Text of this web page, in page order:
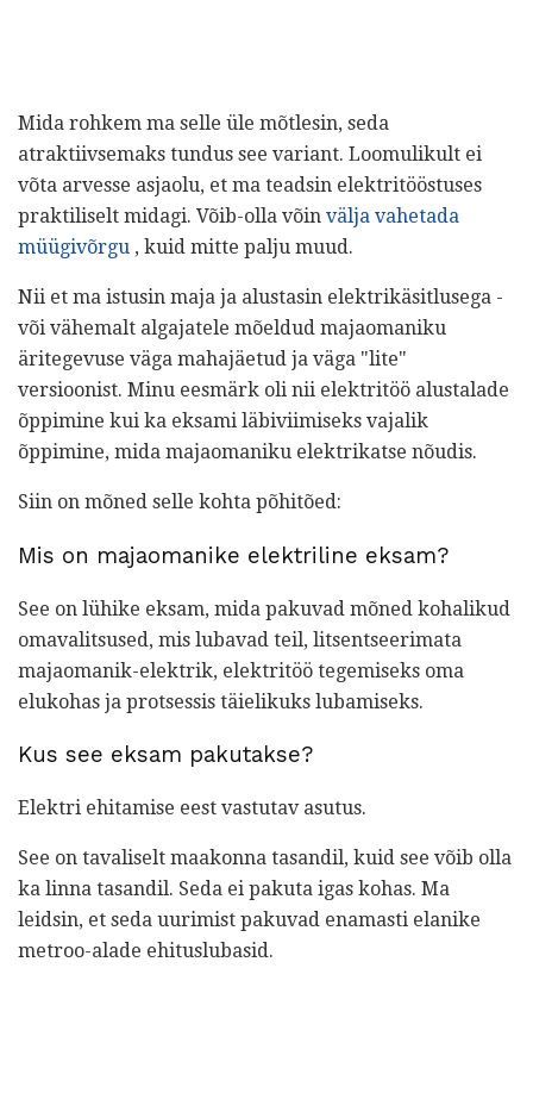
Mida rohkem ma selle üle mõtlesin, seda
atraktiivsemaks tundus see variant. Loomulikult ei
võta arvesse asjaolu, et ma teadsin elektritööstuses
praktiliselt midagi. Võib-olla võin välja vahetada
müügivõrgu , kuid mitte palju muud.
Nii et ma istusin maja ja alustasin elektrikäsitlusega -
või vähemalt algajatele mõeldud majaomaniku
äritegevuse väga mahajäetud ja väga "lite"
versioonist. Minu eesmärk oli nii elektritöö alustalade
õppimine kui ka eksami läbiviimiseks vajalik
õppimine, mida majaomaniku elektrikatse nõudis.
Siin on mõned selle kohta põhitõed:
Mis on majaomanike elektriline eksam?
See on lühike eksam, mida pakuvad mõned kohalikud
omavalitsused, mis lubavad teil, litsentseerimata
majaomanik-elektrik, elektritöö tegemiseks oma
elukohas ja protsessis täielikuks lubamiseks.
Kus see eksam pakutakse?
Elektri ehitamise eest vastutav asutus.
See on tavaliselt maakonna tasandil, kuid see võib olla
ka linna tasandil. Seda ei pakuta igas kohas. Ma
leidsin, et seda uurimist pakuvad enamasti elanike
metroo-alade ehituslubasid.